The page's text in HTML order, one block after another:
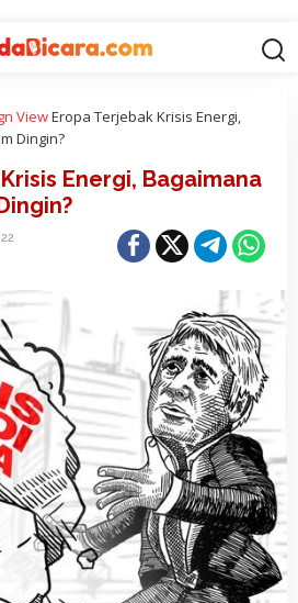
ViewEropa Terjebak Krisis Energi,
Dingin?
Energi, Bagaimana